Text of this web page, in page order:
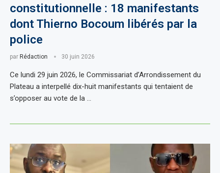
constitutionnelle : 18 manifestants
dont Thierno Bocoum libérés par la
police
par Rédaction 30 juin 2026
Ce lundi 29 juin 2026, le Commissariat d’Arrondissement du
Plateau a interpellé dix-huit manifestants qui tentaient de
s’opposer au vote de la …